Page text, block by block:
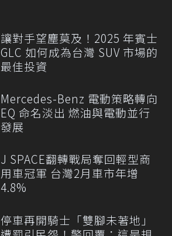
讓對手望塵莫及！2025 年賓士
GLC 如何成為台灣 SUV 市場的
最佳投資
Mercedes-Benz 電動策略轉向
EQ 命名淡出 燃油與電動並行
發展
J SPACE翻轉戰局奪回輕型商
用車冠軍 台灣2月車市年增
4.8%
停車再開騎士「雙腳未著地」